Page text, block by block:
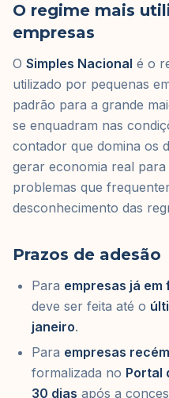
O regime mais
empresas
O Simples Nacional é o
utilizado por pequenas
padrão para a grande
se enquadram nas
contador que domina os
gerar economia real
problemas que
desconhecimento das
Prazos de adesão
Para empresas já
deve ser feita até o
janeiro.
Para empresas
formalizada no Portal
30 dias após a